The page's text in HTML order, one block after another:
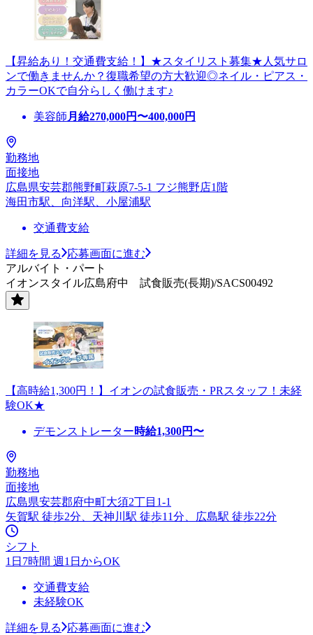
【昇給あり！交通費支給！】★スタイリスト募集★人気サロ
ンで働きませんか？復職希望の方大歓迎◎ネイル・ピアス・
カラーOKで自分らしく働けます♪
美容師 月給270,000円〜400,000円
勤務地
面接地
広島県安芸郡熊野町萩原7-5-1 フジ熊野店1階
海田市駅、向洋駅、小屋浦駅
交通費支給
詳細を見る
応募画面に進む
アルバイト・パート
イオンスタイル広島府中 試食販売(長期)/SACS00492
【高時給1,300円！】イオンの試食販売・PRスタッフ！未経
験OK★
デモンストレーター時給1,300円〜
勤務地
面接地
広島県安芸郡府中町大須2丁目1-1
矢賀駅 徒歩2分、天神川駅 徒歩11分、広島駅 徒歩22分
シフト
1日7時間 週1日からOK
交通費支給
未経験OK
詳細を見る
応募画面に進む